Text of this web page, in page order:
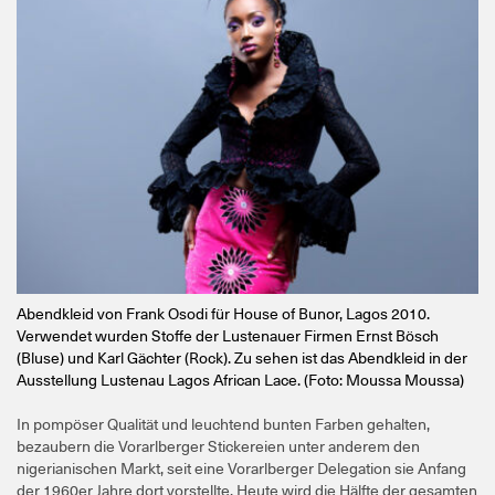
Abendkleid von Frank Osodi für House of Bunor, Lagos 2010.
Verwendet wurden Stoffe der Lustenauer Firmen Ernst Bösch
(Bluse) und Karl Gächter (Rock). Zu sehen ist das Abendkleid in der
Ausstellung Lustenau Lagos African Lace. (Foto: Moussa Moussa)
In pompöser Qualität und leuchtend bunten Farben gehalten,
bezaubern die Vorarlberger Stickereien unter anderem den
nigerianischen Markt, seit eine Vorarlberger Delegation sie Anfang
der 1960er Jahre dort vorstellte. Heute wird die Hälfte der gesamten